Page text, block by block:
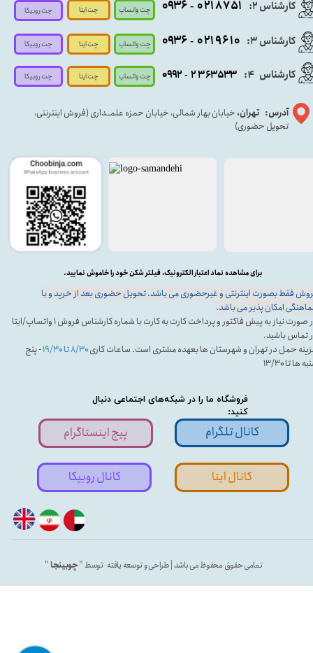
فروشگاه ما را در شبکه‌های اجتماعی دنبال
کنید:
تمامی حقوق محفوظ می باشد | طراحی و توسعه یافته توسط "چوبینجا"
آدرس: تهران، خیابان بهار شمالی، خیابان حمزه علمــداری (فروش اینترنتی،
تحویل حضوری)
کارشناس ۳: ۰۲۱۹۶۱۰ -۰۹۳۶
فقط بصورت اینترنتی و غیرحضوری می باشد. تحویل حضوری بعد از خرید و با
امکان پذیر می باشد.
در صورت نیاز به پیش فاکتور و پرداخت کارت به کارت با شماره کارشناس فروش ۱ واتساپ/ایتا
تماس باشید.
حمل در تهران و شهرستان ها بعهده مشتری است. ساعات کاری۸/۳۰ تا ۱۹/۳۰
- پنج
ها تا ۱۳/۳۰
برای مشاهده نماد اعتبار الکترونیک، فیلتر شکن خود را خاموش نمایید.
پیج اینستاگرام کانال تلگرام
کارشناس ۲: ۰۲۱۸۷۵۱ - ۰۹۳۶
کانال ایتا کانال روبیکا
کارشناس 4
: ۲۳۶۳۵۳۳ - ۰۹۹۲ چت واتساپ
چت واتساپ
چت واتساپ
چت ایتا
چت ایتا
چت ایتا
چت روبیکا
چت روبیکا
چت روبیکا